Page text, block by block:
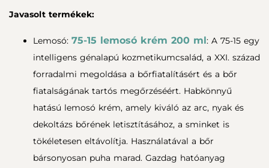
Javasolt termékek:
Lemosó: 75-15 lemosó krém 200 ml: A 75-15 egy
intelligens génalapú kozmetikumcsalád, a XXI. század
forradalmi megoldása a bőrfiatalításért és a bőr
fiatalságának tartós megőrzéséért. Habkönnyű
hatású lemosó krém, amely kiváló az arc, nyak és
dekoltázs bőrének letisztításához, a sminket is
tökéletesen eltávolítja. Használatával a bőr
bársonyosan puha marad. Gazdag hatóanyag